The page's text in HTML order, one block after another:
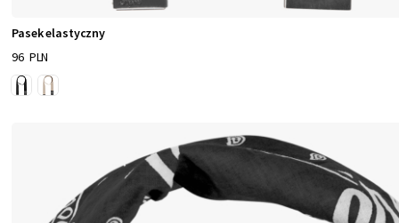
Pasek elastyczny
96 PLN